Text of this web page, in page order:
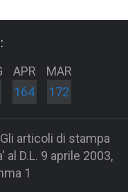
APR
164
MAR
172
articoli di stampa
D.L. 9 aprile 2003,
1